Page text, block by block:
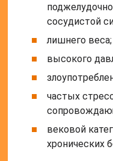
сосудистой
лишнего веса;
высокого
частых
вековой
хронических